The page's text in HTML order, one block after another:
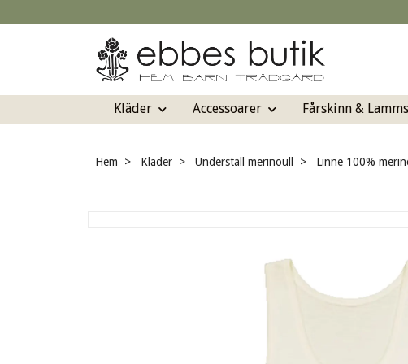
Kläder Accessoarer Fårskinn &
Hem Kläder Underställ merinoull Linne 100%